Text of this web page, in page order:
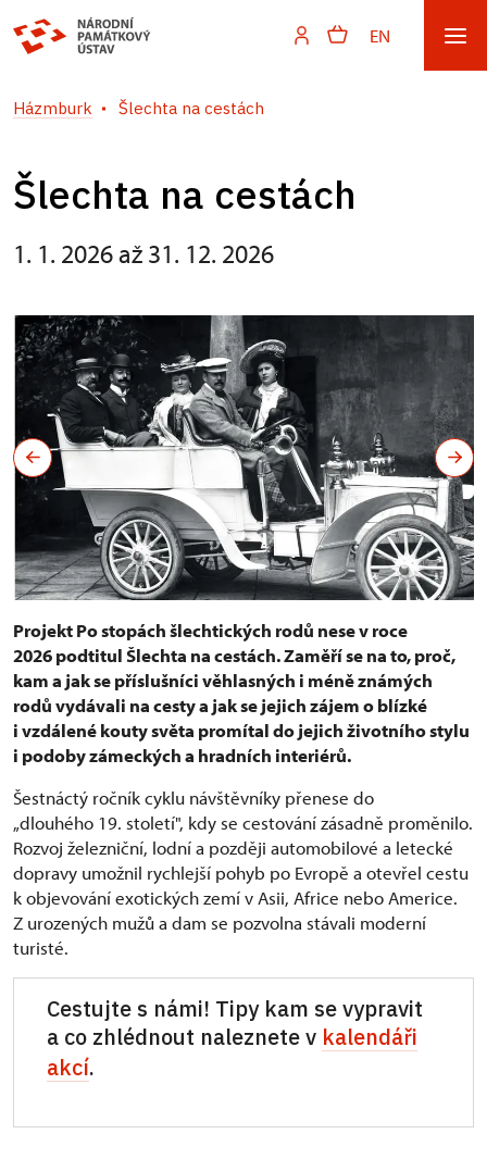
EN
Házmburk Šlechta na cestách
Šlechta na cestách
1. 1. 2026 až 31. 12. 2026
Projekt Po stopách šlechtických rodů nese v roce
2026 podtitul Šlechta na cestách. Zaměří se na to, proč,
kam a jak se příslušníci věhlasných i méně známých
rodů vydávali na cesty a jak se jejich zájem o blízké
i vzdálené kouty světa promítal do jejich životního stylu
i podoby zámeckých a hradních interiérů.
Šestnáctý ročník cyklu návštěvníky přenese do
„dlouhého 19. století", kdy se cestování zásadně proměnilo.
Rozvoj železniční, lodní a později automobilové a letecké
dopravy umožnil rychlejší pohyb po Evropě a otevřel cestu
k objevování exotických zemí v Asii, Africe nebo Americe.
Z urozených mužů a dam se pozvolna stávali moderní
turisté.
Cestujte s námi! Tipy kam se vypravit
a co zhlédnout naleznete v kalendáři
akcí.